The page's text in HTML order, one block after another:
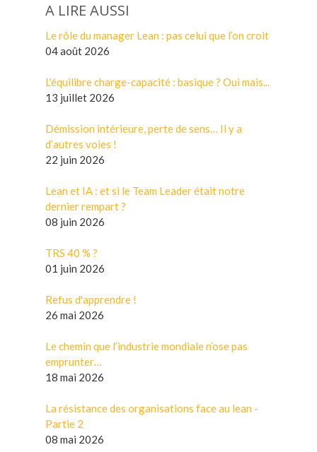
A LIRE AUSSI
Le rôle du manager Lean : pas celui que l’on croit
04 août 2026
L'équilibre charge-capacité : basique ? Oui mais...
13 juillet 2026
Démission intérieure, perte de sens… Il y a
d’autres voies !
22 juin 2026
Lean et IA : et si le Team Leader était notre
dernier rempart ?
08 juin 2026
TRS 40 % ?
01 juin 2026
Refus d'apprendre !
26 mai 2026
Le chemin que l’industrie mondiale n’ose pas
emprunter…
18 mai 2026
La résistance des organisations face au lean -
Partie 2
08 mai 2026